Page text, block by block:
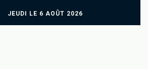
JEUDI LE 6 AOÛT 2026